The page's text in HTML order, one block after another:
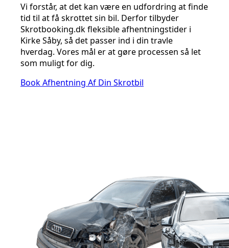
Vi forstår, at det kan være en udfordring at finde
tid til at få skrottet sin bil. Derfor tilbyder
Skrotbooking.dk fleksible afhentningstider i
Kirke Såby, så det passer ind i din travle
hverdag. Vores mål er at gøre processen så let
som muligt for dig.
Book Afhentning Af Din Skrotbil